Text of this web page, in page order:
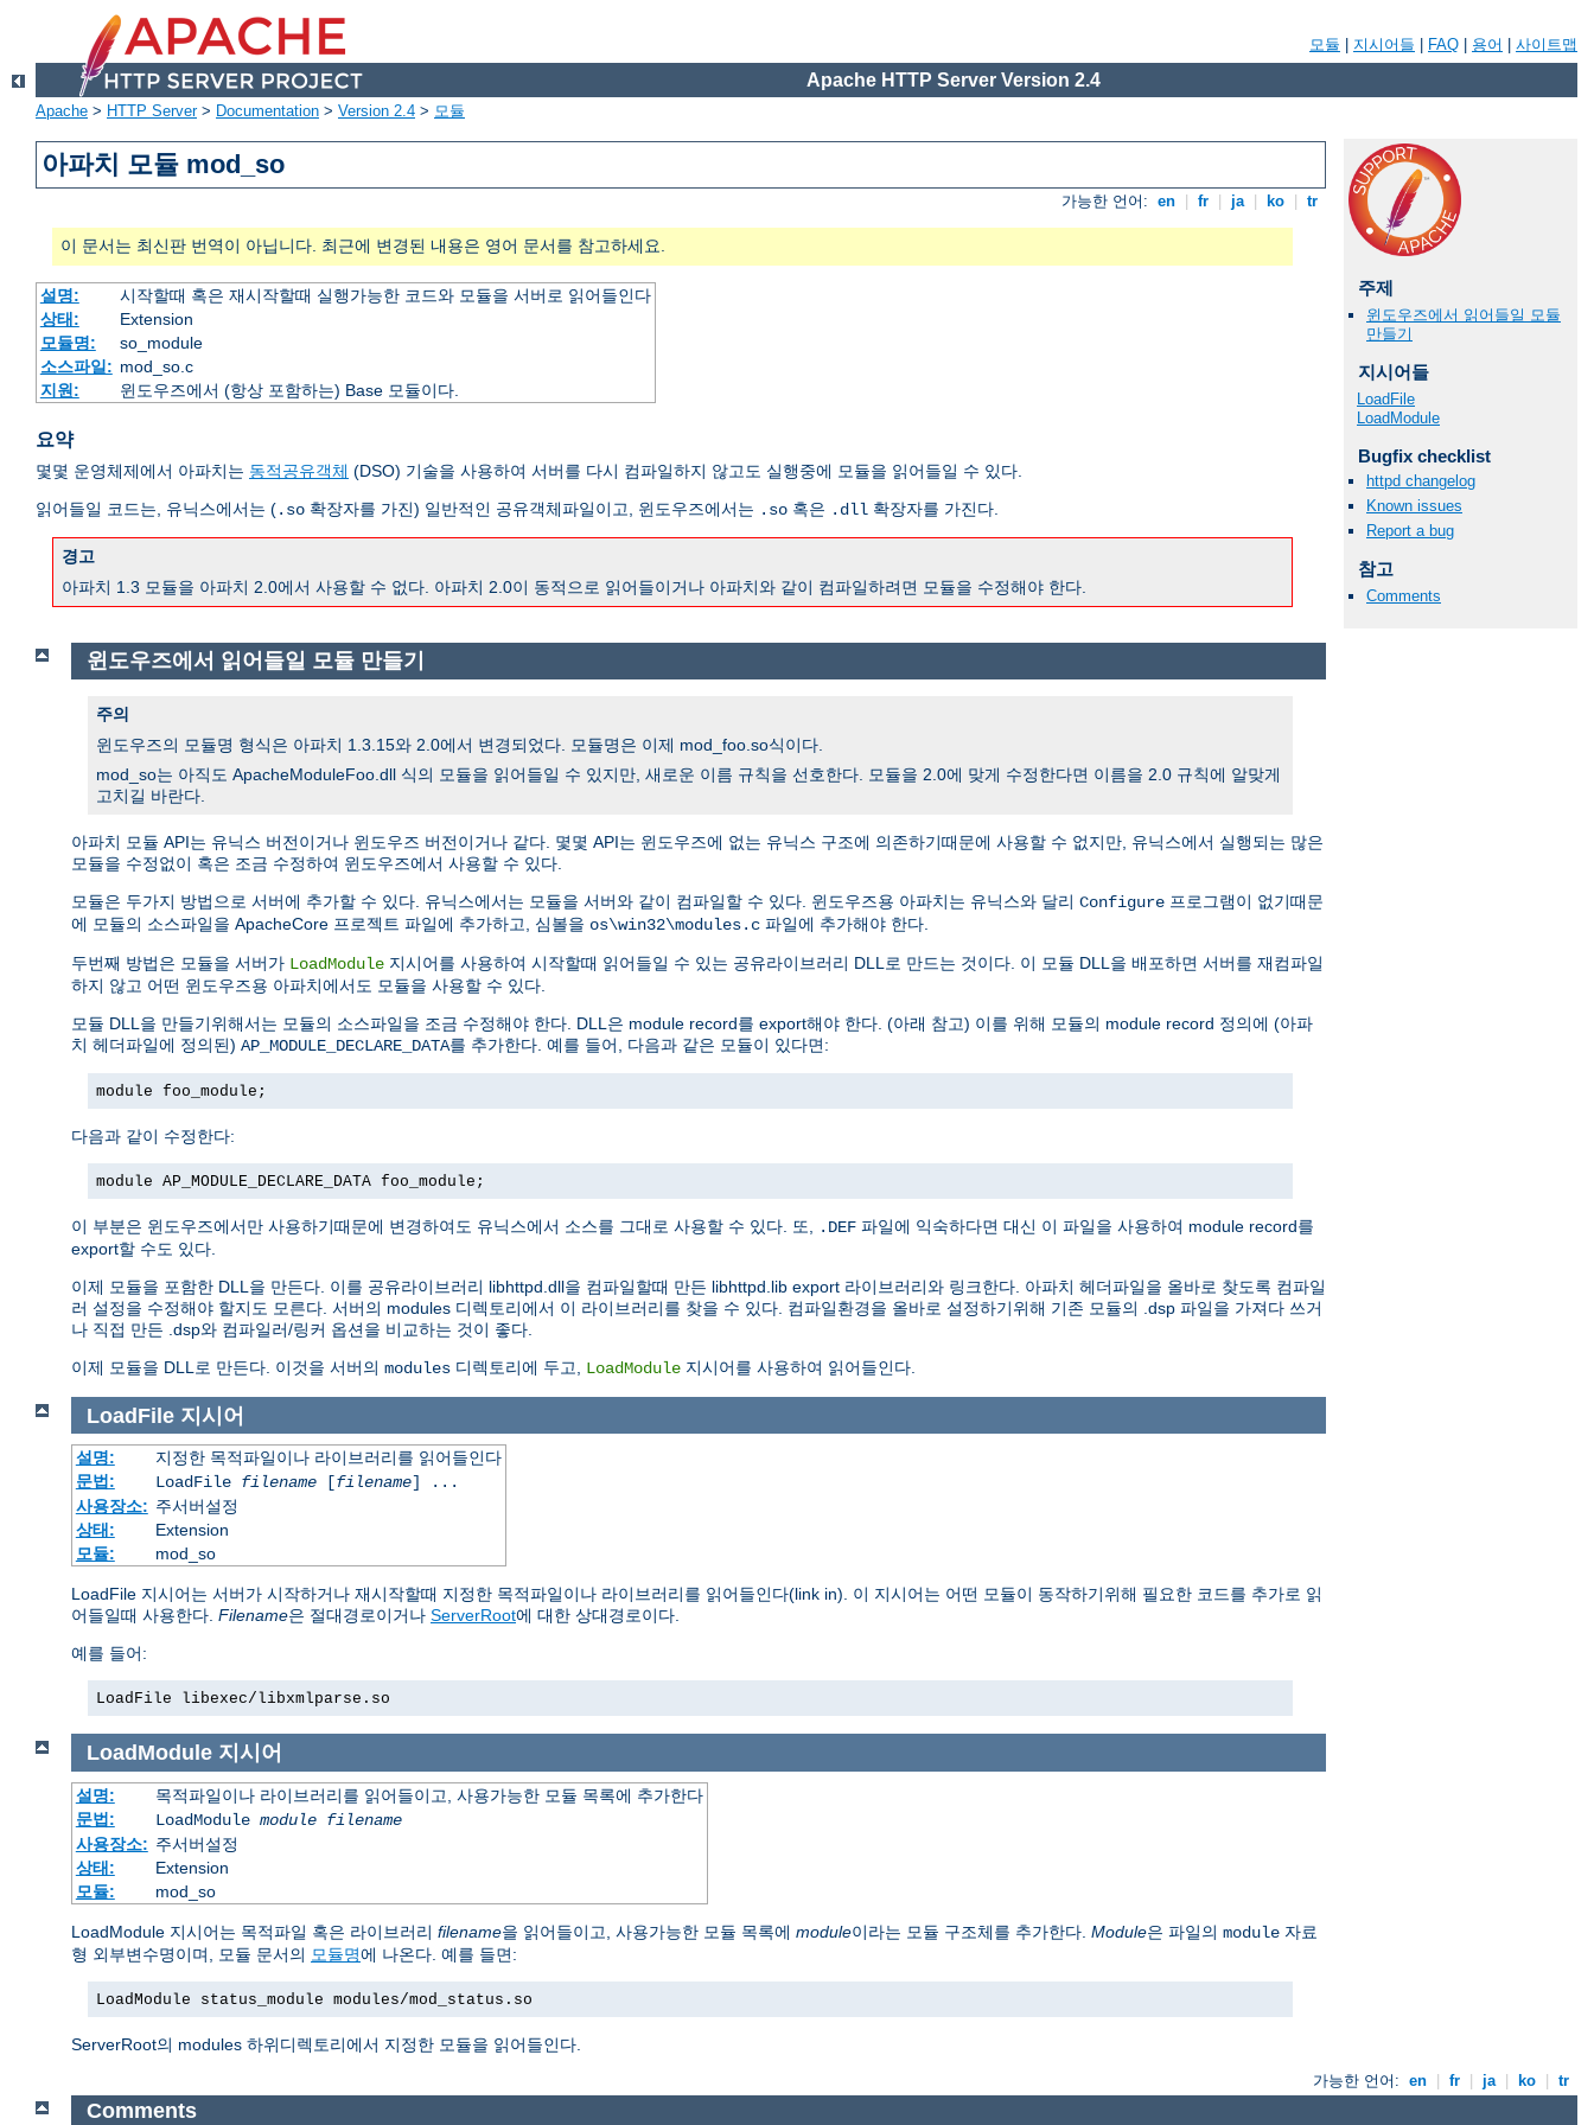
모듈 지시어들 FAQ 용어 사이트맵
Apache HTTP Server Version 2.4
Apache > HTTP Server> Documentation > Version 2.4 > 모듈
아파치 모듈 mod_so
가능한 언어: en fr ja ko tr
이 문서는 최신판 번역이 아닙니다. 최근에 변경된 내용은 영어 문서를 참고하세요.
설명:
시작할때 혹은 재시작할때 실행가능한 코드와 모듈을 서버로 읽어들인다
상태:
Extension
모듈명:
so_module
소스파일: mod_so.c
지원:
윈도우즈에서 (항상 포함하는) Base 모듈이다.
요약
몇몇 운영체제에서 아파치는 동적공유객체 (DSO) 기술을 사용하여 서버를 다시 컴파일하지 않고도 실행중에 모듈을 읽어들일 수 있다.
읽어들일 코드는, 유닉스에서는 (.so 확장자를 가진) 일반적인 공유객체파일이고, 윈도우즈에서는 .so 혹은 .dll 확장자를 가진다.
경고
아파치 1.3 모듈을 아파치 2.0에서 사용할 수 없다. 아파치 2.0이 동적으로 읽어들이거나 아파치와 같이 컴파일하려면 모듈을 수정해야 한다.
주제
윈도우즈에서 읽어들일 모듈
만들기
지시어들
LoadFile
LoadModule
Bugfix checklist
httpd changelog
Known issues
Report a bug
참고
Comments
윈도우즈에서 읽어들일 모듈 만들기
주의
윈도우즈의 모듈명 형식은 아파치 1.3.15와 2.0에서 변경되었다. 모듈명은 이제 mod_foo.so식이다.
mod_so는 아직도 ApacheModuleFoo.dll 식의 모듈을 읽어들일 수 있지만, 새로운 이름 규칙을 선호한다. 모듈을 2.0에 맞게 수정한다면 이름을 2.0 규칙에 알맞게
고치길 바란다.
아파치 모듈 API는 유닉스 버전이거나 윈도우즈 버전이거나 같다. 몇몇 API는 윈도우즈에 없는 유닉스 구조에 의존하기때문에 사용할 수 없지만, 유닉스에서 실행되는 많은
모듈을 수정없이 혹은 조금 수정하여 윈도우즈에서 사용할 수 있다.
모듈은 두가지 방법으로 서버에 추가할 수 있다. 유닉스에서는 모듈을 서버와 같이 컴파일할 수 있다. 윈도우즈용 아파치는 유닉스와 달리 Configure 프로그램이 없기때문
에 모듈의 소스파일을 ApacheCore 프로젝트 파일에 추가하고, 심볼을 os\win32\modules.c 파일에 추가해야 한다.
두번째 방법은 모듈을 서버가 LoadModule 지시어를 사용하여 시작할때 읽어들일 수 있는 공유라이브러리 DLL로 만드는 것이다. 이 모듈 DLL을 배포하면 서버를 재컴파일
하지 않고 어떤 윈도우즈용 아파치에서도 모듈을 사용할 수 있다.
모듈 DLL을 만들기위해서는 모듈의 소스파일을 조금 수정해야 한다. DLL은 module record를 export해야 한다. (아래 참고) 이를 위해 모듈의 module record 정의에 (아파
치 헤더파일에 정의된) AP_MODULE_DECLARE_DATA를 추가한다. 예를 들어, 다음과 같은 모듈이 있다면:
module foo_module;
다음과 같이 수정한다:
module AP_MODULE_DECLARE_DATA foo_module;
이 부분은 윈도우즈에서만 사용하기때문에 변경하여도 유닉스에서 소스를 그대로 사용할 수 있다. 또, .DEF 파일에 익숙하다면 대신 이 파일을 사용하여 module record를
export할 수도 있다.
이제 모듈을 포함한 DLL을 만든다. 이를 공유라이브러리 libhttpd.dll을 컴파일할때 만든 libhttpd.lib export 라이브러리와 링크한다. 아파치 헤더파일을 올바로 찾도록 컴파일
러 설정을 수정해야 할지도 모른다. 서버의 modules 디렉토리에서 이 라이브러리를 찾을 수 있다. 컴파일환경을 올바로 설정하기위해 기존 모듈의 .dsp 파일을 가져다 쓰거
나 직접 만든 .dsp와 컴파일러/링커 옵션을 비교하는 것이 좋다.
이제 모듈을 DLL로 만든다. 이것을 서버의 modules 디렉토리에 두고, LoadModule 지시어를 사용하여 읽어들인다.
LoadFile 지시어
설명:
지정한 목적파일이나 라이브러리를 읽어들인다
문법:
LoadFile filename[filename] ...
사용장소: 주서버설정
상태:
Extension
모듈:
mod_so
LoadFile 지시어는 서버가 시작하거나 재시작할때 지정한 목적파일이나 라이브러리를 읽어들인다(link in). 이 지시어는 어떤 모듈이 동작하기위해 필요한 코드를 추가로 읽
어들일때 사용한다. Filename은 절대경로이거나 ServerRoot에 대한 상대경로이다.
예를 들어:
LoadFile libexec/libxmlparse.so
LoadModule 지시어
설명:
목적파일이나 라이브러리를 읽어들이고, 사용가능한 모듈 목록에 추가한다
문법:
LoadModule module filename
사용장소: 주서버설정
상태:
Extension
모듈:
mod_so
LoadModule 지시어는 목적파일 혹은 라이브러리 filename을 읽어들이고, 사용가능한 모듈 목록에 module이라는 모듈 구조체를 추가한다. Module은 파일의 module 자료
형 외부변수명이며, 모듈 문서의 모듈명에 나온다. 예를 들면:
LoadModule status_module modules/mod_status.so
ServerRoot의 modules 하위디렉토리에서 지정한 모듈을 읽어들인다.
가능한 언어: en | fr | ja | ko | tr
Comments